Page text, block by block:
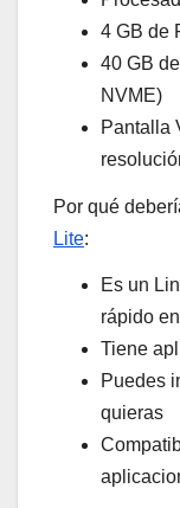
4 GB de
40 GB
NVME)
Pantalla
Por qué
Lite:
Es un
rápido
Tiene
Puedes
quieras